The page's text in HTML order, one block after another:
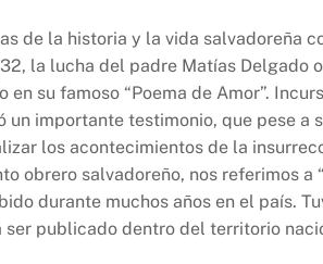
de la historia y la vida salvadoreña
la lucha del padre Matías Delgado
su famoso “Poema de Amor”.
un importante testimonio, que pese a
los acontecimientos de la
obrero salvadoreño, nos referimos a
durante muchos años en el país.
publicado dentro del territorio